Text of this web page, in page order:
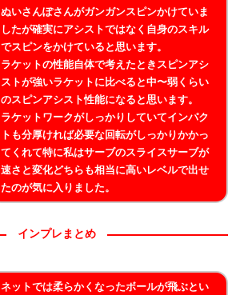
ぬいさんぽさんがガンガンスピンかけていま
したが確実にアシストではなく自身のスキル
でスピンをかけていると思います。
ラケットの性能自体で考えたときスピンアシ
ストが強いラケットに比べると中〜弱くらい
のスピンアシスト性能になると思います。
ラケットワークがしっかりしていてインパク
トも分厚ければ必要な回転がしっかりかかっ
てくれて特に私はサーブのスライスサーブが
速さと変化どちらも相当に高いレベルで出せ
たのが気に入りました。
インプレまとめ
ネットでは柔らかくなったボールが飛ぶとい